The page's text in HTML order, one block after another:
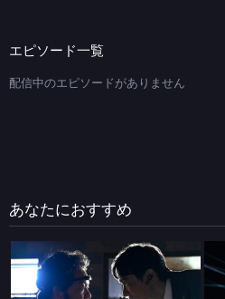
エピソード一覧
配信中のエピソードがありません
あなたにおすすめ
VIVANT(2026)